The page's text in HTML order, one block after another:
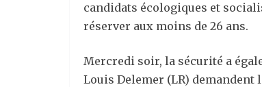
candidats écologiques et
réserver aux moins de 26 ans.
Mercredi soir, la sécurité a
Louis Delemer (LR) demandent